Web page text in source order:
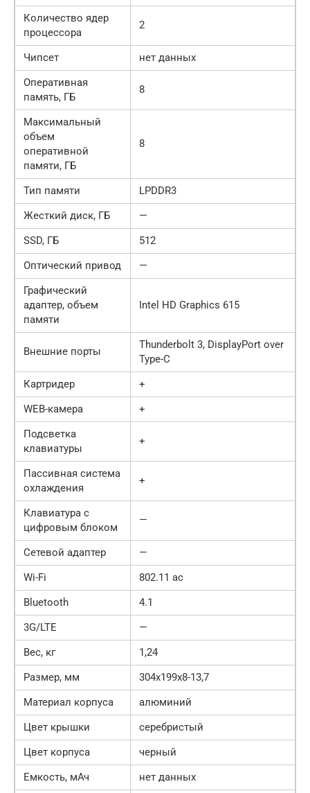
Количество ядер
процессора
2
Чипсет
нет данных
Оперативная
память, ГБ
8
Максимальный
объем
оперативной
памяти, ГБ
8
Тип памяти
LPDDR3
Жесткий диск, ГБ
—
SSD, ГБ
512
Оптический привод
—
Графический
адаптер, объем
памяти
Intel HD Graphics 615
Внешние порты
Thunderbolt 3, DisplayPort over
Type-C
Картридер
+
WEB-камера
+
Подсветка
клавиатуры
+
Пассивная система
охлаждения
+
Клавиатура с
цифровым блоком
—
Сетевой адаптер
—
Wi-Fi
802.11 ac
Bluetooth
4.1
3G/LTE
—
Вес, кг
1,24
Размер, мм
304x199x8-13,7
Материал корпуса
алюминий
Цвет крышки
серебристый
Цвет корпуса
черный
Емкость, мАч
нет данных